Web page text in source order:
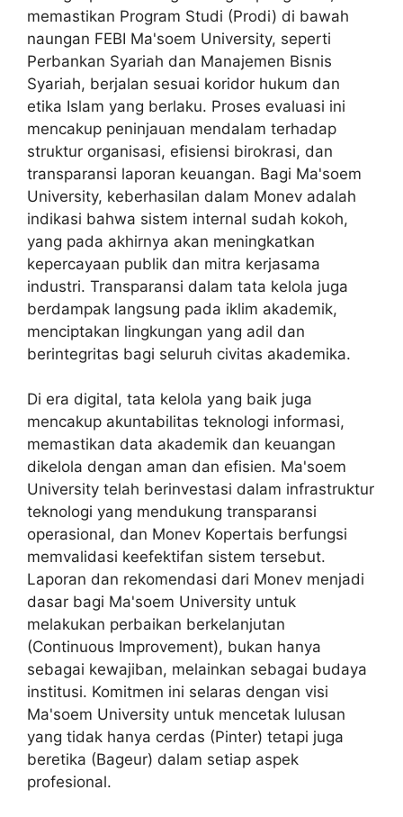
memastikan Program Studi (Prodi) di bawah
naungan FEBI Ma'soem University, seperti
Perbankan Syariah dan Manajemen Bisnis
Syariah, berjalan sesuai koridor hukum dan
etika Islam yang berlaku. Proses evaluasi ini
mencakup peninjauan mendalam terhadap
struktur organisasi, efisiensi birokrasi, dan
transparansi laporan keuangan. Bagi Ma'soem
University, keberhasilan dalam Monev adalah
indikasi bahwa sistem internal sudah kokoh,
yang pada akhirnya akan meningkatkan
kepercayaan publik dan mitra kerjasama
industri. Transparansi dalam tata kelola juga
berdampak langsung pada iklim akademik,
menciptakan lingkungan yang adil dan
berintegritas bagi seluruh civitas akademika.
Di era digital, tata kelola yang baik juga
mencakup akuntabilitas teknologi informasi,
memastikan data akademik dan keuangan
dikelola dengan aman dan efisien. Ma'soem
University telah berinvestasi dalam infrastruktur
teknologi yang mendukung transparansi
operasional, dan Monev Kopertais berfungsi
memvalidasi keefektifan sistem tersebut.
Laporan dan rekomendasi dari Monev menjadi
dasar bagi Ma'soem University untuk
melakukan perbaikan berkelanjutan
(Continuous Improvement), bukan hanya
sebagai kewajiban, melainkan sebagai budaya
institusi. Komitmen ini selaras dengan visi
Ma'soem University untuk mencetak lulusan
yang tidak hanya cerdas (Pinter) tetapi juga
beretika (Bageur) dalam setiap aspek
profesional.